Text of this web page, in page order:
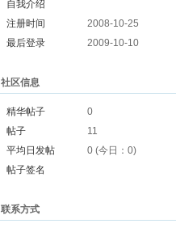
自我介绍
注册时间
2008-10-25
最后登录
2009-10-10
社区信息
精华帖子
0
帖子
11
平均日发帖
0 (今日：0)
帖子签名
联系方式